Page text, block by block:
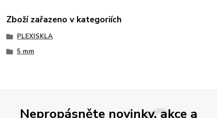
Zboží zařazeno v kategoriích
PLEXISKLA
5 mm
Nepropásněte novinky, akce a